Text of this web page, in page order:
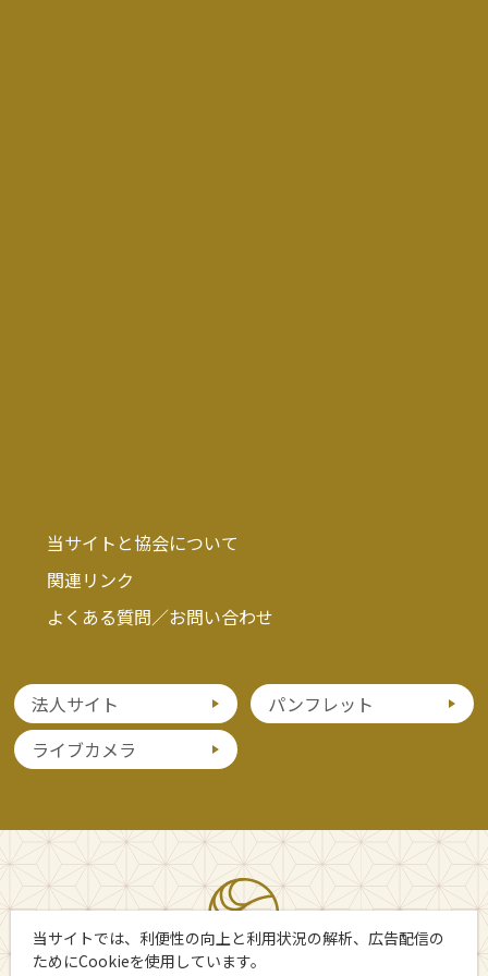
当サイトと協会について
関連リンク
よくある質問／お問い合わせ
法人サイト
パンフレット
ライブカメラ
当サイトでは、利便性の向上と利用状況の解析、広告配信の
ためにCookieを使用しています。